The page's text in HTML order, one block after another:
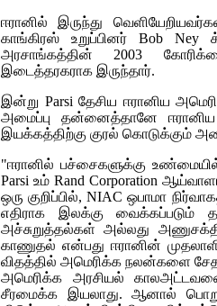
ஈரானில் இருந்து
காங்கிரஸ் உறுப்பினர் Bob Ney
அரசாங்கத்தின் 2003
இடைத்தரகராக இருந்தார்.
இன்று Parsi தேசிய ஈரானிய
அமைப்பு தன்னைத்தானே ஈரானிய
இயக்கத்திற்கு குரல் கொடுக்கும்
"ஈரானில் பச்சைகளுக்கு
Parsi உம் Rand Corporation
ஒரு குறிப்பில்,NIAC ஒபாமா
எதிராக இலக்கு வைக்கப்படும்
அச்சுறுத்தல்கள் அல்லது
காணுதல் என்பது ஈரானின்
விதத்தில் அமெரிக்க நலன்களை
அமெரிக்க அரசியல்
சீரமைக்க இயலாது. ஆனால்